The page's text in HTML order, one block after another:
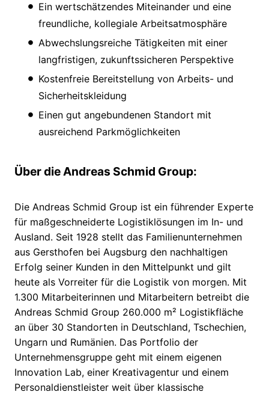
Ein wertschätzendes Miteinander und eine
freundliche, kollegiale Arbeitsatmosphäre
Abwechslungsreiche Tätigkeiten mit einer
langfristigen, zukunftssicheren Perspektive
Kostenfreie Bereitstellung von Arbeits- und
Sicherheitskleidung
Einen gut angebundenen Standort mit
ausreichend Parkmöglichkeiten
Über die Andreas Schmid Group:
Die Andreas Schmid Group ist ein führender Experte
für maßgeschneiderte Logistiklösungen im In- und
Ausland. Seit 1928 stellt das Familienunternehmen
aus Gersthofen bei Augsburg den nachhaltigen
Erfolg seiner Kunden in den Mittelpunkt und gilt
heute als Vorreiter für die Logistik von morgen. Mit
1.300 Mitarbeiterinnen und Mitarbeitern betreibt die
Andreas Schmid Group 260.000 m² Logistikfläche
an über 30 Standorten in Deutschland, Tschechien,
Ungarn und Rumänien. Das Portfolio der
Unternehmensgruppe geht mit einem eigenen
Innovation Lab, einer Kreativagentur und einem
Personaldienstleister weit über klassische